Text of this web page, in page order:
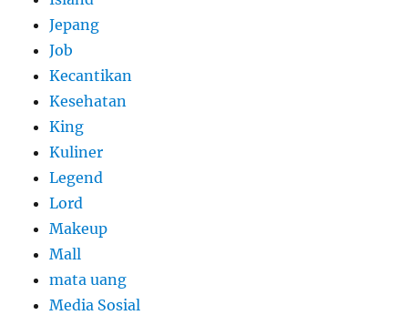
Jepang
Job
Kecantikan
Kesehatan
King
Kuliner
Legend
Lord
Makeup
Mall
mata uang
Media Sosial